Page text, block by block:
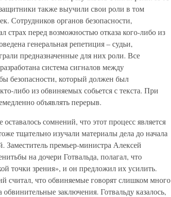
также выучили свои роли в том
Сотрудников органов безопасности,
страх перед возможностью отказа кого-либо из
генеральная репетиция – судьи,
предназначенные для них роли. Все
система сигналов между
безопасности, который должен был
либо из обвиняемых собьется с текста. При
объявлять перерыв.
сомнений, что этот процесс является
тщательно изучали материалы дела до начала
Заместитель премьер-министра Алексей
на дочери Готвальда, полагал, что
точки зрения», и он предложил их усилить.
что обвиняемые говорят слишком много
заключения. Готвальду казалось,